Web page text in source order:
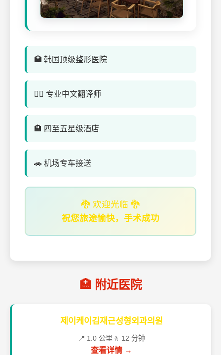
🏥 韩国顶级整形医院
👨‍⚕️ 专业中文翻译师
🏨 四至五星级酒店
🚗 机场专车接送
🐉 欢迎光临 🐉
祝您旅途愉快，手术成功
🏥 附近医院
제이케이김재근성형외과의원
📍 1.0 公里 🚶 12 分钟
查看详情 →